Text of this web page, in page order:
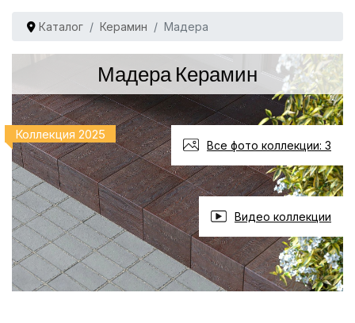
Каталог Керамин Мадера
Коллекция 2025
Мадера Керамин
Все фото коллекции: 3
Видео коллекции